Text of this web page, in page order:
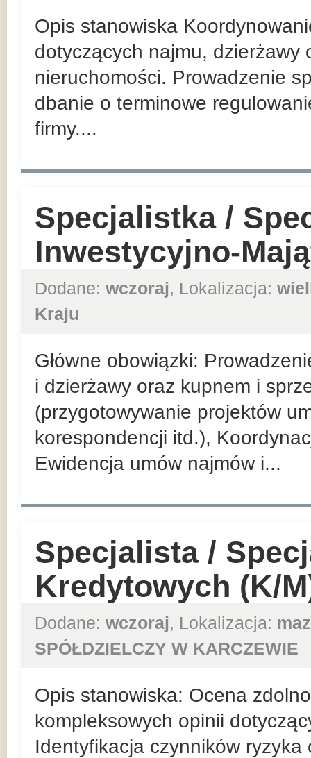
Opis stanowiska
dotyczących najmu, dzierżawy
nieruchomości. Prowadzenie
dbanie o terminowe
firmy....
Specjalistka /
Inwestycyjno-
Dodane: wczoraj, Lokalizacja:
Kraju
Główne obowiązki:
i dzierżawy oraz kupnem i
(przygotowywanie projektów
korespondencji itd.),
Ewidencja umów najmów i...
Specjalista /
Kredytowych (K/
Dodane: wczoraj, Lokalizacja:
SPÓŁDZIELCZY W KARCZEWIE
Opis stanowiska: Ocena
kompleksowych opinii
Identyfikacja czynników